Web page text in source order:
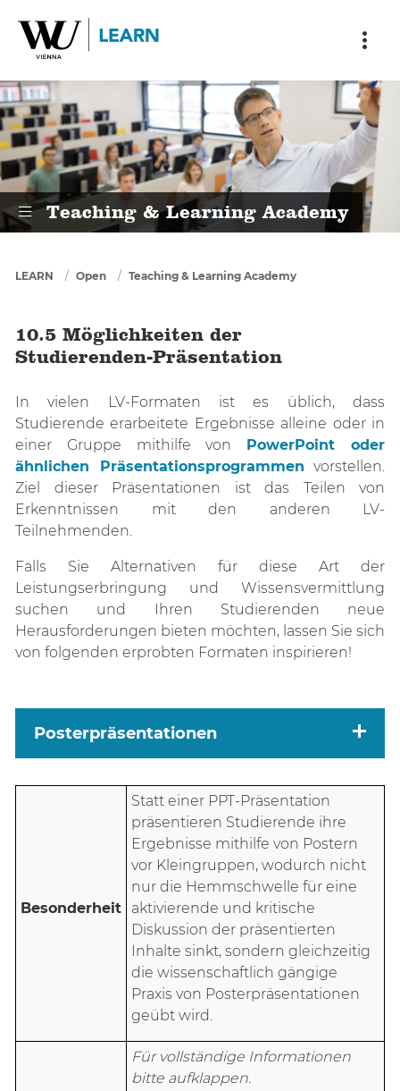
10.5 Möglichkeiten der
Teaching & Learning Academy
You are here
LEARN Open Teaching & Learning Academy
10.5 Möglichkeiten der
Studierenden-Präsentation
In vielen LV-Formaten ist es üblich, dass
Studierende erarbeitete Ergebnisse alleine oder in
einer Gruppe mithilfe von PowerPoint oder
ähnlichen Präsentationsprogrammen vorstellen.
Ziel dieser Präsentationen ist das Teilen von
Erkenntnissen mit den anderen LV-
Teilnehmenden.
Falls Sie Alternativen für diese Art der
Leistungserbringung und Wissensvermittlung
suchen und Ihren Studierenden neue
Herausforderungen bieten möchten, lassen Sie sich
von folgenden erprobten Formaten inspirieren!
Posterpräsentationen
Besonderheit
Statt einer PPT-Präsentation
präsentieren Studierende ihre
Ergebnisse mithilfe von Postern
vor Kleingruppen, wodurch nicht
nur die Hemmschwelle für eine
aktivierende und kritische
Diskussion der präsentierten
Inhalte sinkt, sondern gleichzeitig
die wissenschaftlich gängige
Praxis von Posterpräsentationen
geübt wird.
Für vollständige Informationen
bitte aufklappen.